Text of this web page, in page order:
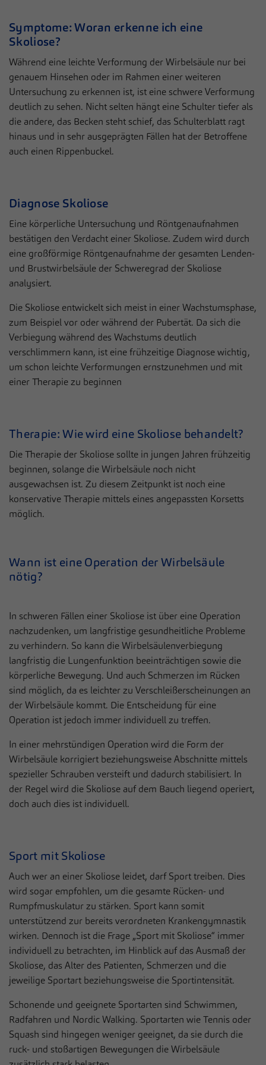
Symptome: Woran erkenne ich eine
Skoliose?
Während eine leichte Verformung der Wirbelsäule nur bei
genauem Hinsehen oder im Rahmen einer weiteren
Untersuchung zu erkennen ist, ist eine schwere Verformung
deutlich zu sehen. Nicht selten hängt eine Schulter tiefer als
die andere, das Becken steht schief, das Schulterblatt ragt
hinaus und in sehr ausgeprägten Fällen hat der Betroffene
auch einen Rippenbuckel.
Diagnose Skoliose
Eine körperliche Untersuchung und Röntgenaufnahmen
bestätigen den Verdacht einer Skoliose. Zudem wird durch
eine großförmige Röntgenaufnahme der gesamten Lenden-
und Brustwirbelsäule der Schweregrad der Skoliose
analysiert.
Die Skoliose entwickelt sich meist in einer Wachstumsphase,
zum Beispiel vor oder während der Pubertät. Da sich die
Verbiegung während des Wachstums deutlich
verschlimmern kann, ist eine frühzeitige Diagnose wichtig,
um schon leichte Verformungen ernstzunehmen und mit
einer Therapie zu beginnen
Therapie: Wie wird eine Skoliose behandelt?
Die Therapie der Skoliose sollte in jungen Jahren frühzeitig
beginnen, solange die Wirbelsäule noch nicht
ausgewachsen ist. Zu diesem Zeitpunkt ist noch eine
konservative Therapie mittels eines angepassten Korsetts
möglich.
Wann ist eine Operation der Wirbelsäule
nötig?
In schweren Fällen einer Skoliose ist über eine Operation
nachzudenken, um langfristige gesundheitliche Probleme
zu verhindern. So kann die Wirbelsäulenverbiegung
langfristig die Lungenfunktion beeinträchtigen sowie die
körperliche Bewegung. Und auch Schmerzen im Rücken
sind möglich, da es leichter zu Verschleißerscheinungen an
der Wirbelsäule kommt. Die Entscheidung für eine
Operation ist jedoch immer individuell zu treffen.
In einer mehrstündigen Operation wird die Form der
Wirbelsäule korrigiert beziehungsweise Abschnitte mittels
spezieller Schrauben versteift und dadurch stabilisiert. In
der Regel wird die Skoliose auf dem Bauch liegend operiert,
doch auch dies ist individuell.
Sport mit Skoliose
Auch wer an einer Skoliose leidet, darf Sport treiben. Dies
wird sogar empfohlen, um die gesamte Rücken- und
Rumpfmuskulatur zu stärken. Sport kann somit
unterstützend zur bereits verordneten Krankengymnastik
wirken. Dennoch ist die Frage „Sport mit Skoliose“ immer
individuell zu betrachten, im Hinblick auf das Ausmaß der
Skoliose, das Alter des Patienten, Schmerzen und die
jeweilige Sportart beziehungsweise die Sportintensität.
Schonende und geeignete Sportarten sind Schwimmen,
Radfahren und Nordic Walking. Sportarten wie Tennis oder
Squash sind hingegen weniger geeignet, da sie durch die
ruck- und stoßartigen Bewegungen die Wirbelsäule
Laufzeit 1 Jahr
Zweck
Cookie-Einstellungen für diese Website zu
speichern.
Name fe_typo_user / PHPSESSID
Anbieter Sportklinik Hellersen
Zweck
Cookie von TYPO3. Es speichert im Falle
eines Benutzer-Logins die Session-ID. So
kann der eingeloggte Benutzer
wiedererkannt werden und es wird ihm
Zugang zu geschützten Bereichen gewährt.
Auf unserer Webseite nutzen wir den Zendesk-Chat, eine Live-
Chat-Software des US-Unternehmens Zendesk Inc. In dieser
werden die Nachrichten und die Daten, die über den Live-Chat
eingehen, bearbeitet und dokumentiert. Der Zendesk-Chat dient
dem Zweck einer direkten Kommunikation in Echtzeit
Name __zlcmid
Anbieter Zendesk
Authentifizierung des Widgets
Cookie-Informationen anzeigen
Statistiken
Statistik Cookies erfassen Informationen anonym. Diese
Name _pk_*.*
Anbieter Sportklinik Hellersen
Laufzeit 13 Monate
Besucher die Website nutzt.
Cookie-Informationen anzeigen
Externe Inhalte
Wir verwenden auf unserer Website externe Inhalte, um Ihnen
zusätzliche Informationen anzubieten.